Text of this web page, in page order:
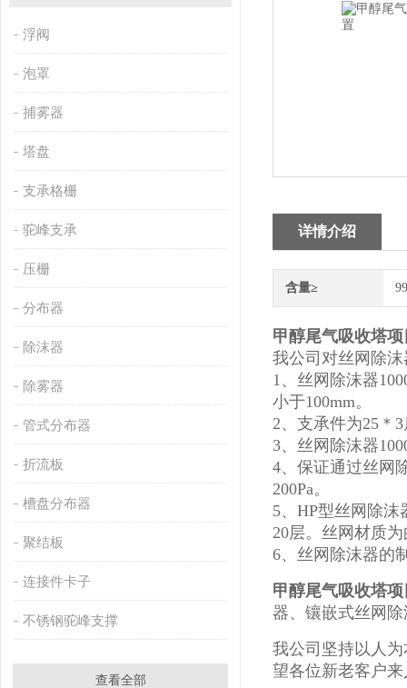
浮阀
泡罩
捕雾器
塔盘
支承格栅
驼峰支承
压栅
分布器
除沫器
除雾器
管式分布器
折流板
槽盘分布器
聚结板
连接件卡子
不锈钢驼峰支撑
查看全部
详情介绍
含量≥
甲醇尾气吸收塔
我公司对丝网除
1、丝网除沫器
小于100mm。
2、支承件为25＊
3、丝网除沫器
4、保证通过丝网
200Pa。
5、HP型丝网除
20层。丝网材质
6、丝网除沫器的
甲醇尾气吸收塔
器、镶嵌式丝网
我公司坚持以人
望各位新老客户